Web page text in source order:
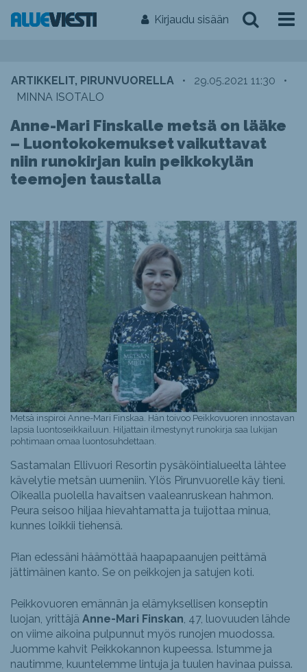
Kirjaudu sisään
ARTIKKELIT, PIRUNVUORELLA • 29.05.2021 11:30
•
MINNA ISOTALO
Anne-Mari Finskalle metsä on lääke
– Luontokokemukset vaikuttavat
niin runokirjan kuin peikkokylän
teemojen taustalla
Metsä inspiroi Anne-Mari Finskaa. Hän toivoo Peikkovuoren innostavan
lapsia luontoseikkailuun. Hiljattain ilmestynyt runokirja saa lukijan
pohtimaan omaa luontosuhdettaan.
Sastamalan Ellivuori Resortin pysäköintialueelta lähtee
kävelytie metsän uumeniin. Ylös Pirunvuorelle käy tieni.
Oikealla puolella havaitsen vaaleanruskean hahmon.
Peura seisoo hiljaa hievahtamatta ja tuijottaa minua,
kunnes loikkii tiehensä.
Pian edessäni häämöttää haapapaanujen peittämä
jättimäinen kanto. Se on peikkojen ja satujen koti.
Peikkovuoren emännän ja elämyksellisen konseptin
luojan, yrittäjä Anne-Mari Finskan, 47, luovuuden lähde
on viime aikoina pulpunnut myös runojen muodossa.
Juomme kahvit Peikkokannon kupeessa. Istumme ja
nautimme, kuuntelemme lintuja ja tuulen havinaa puissa.